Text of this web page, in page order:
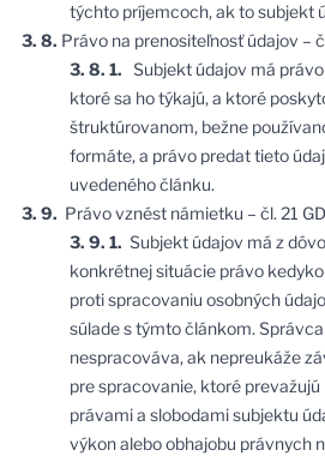
týchto príjemcoch, ak to subjekt
3. 8. Právo na prenositeľnosť údajov –
3. 8. 1. Subjekt údajov má
ktoré sa ho týkajú, a ktoré
štruktúrovanom, bežne
formáte, a právo predat tieto
uvedeného článku.
3. 9. Právo vznést námietku – čl. 21
3. 9. 1. Subjekt údajov má z
konkrétnej situácie právo
proti spracovaniu osobných
súlade s týmto článkom.
nespracováva, ak nepreukáže
pre spracovanie, ktoré
právami a slobodami subjektu
výkon alebo obhajobu právnych